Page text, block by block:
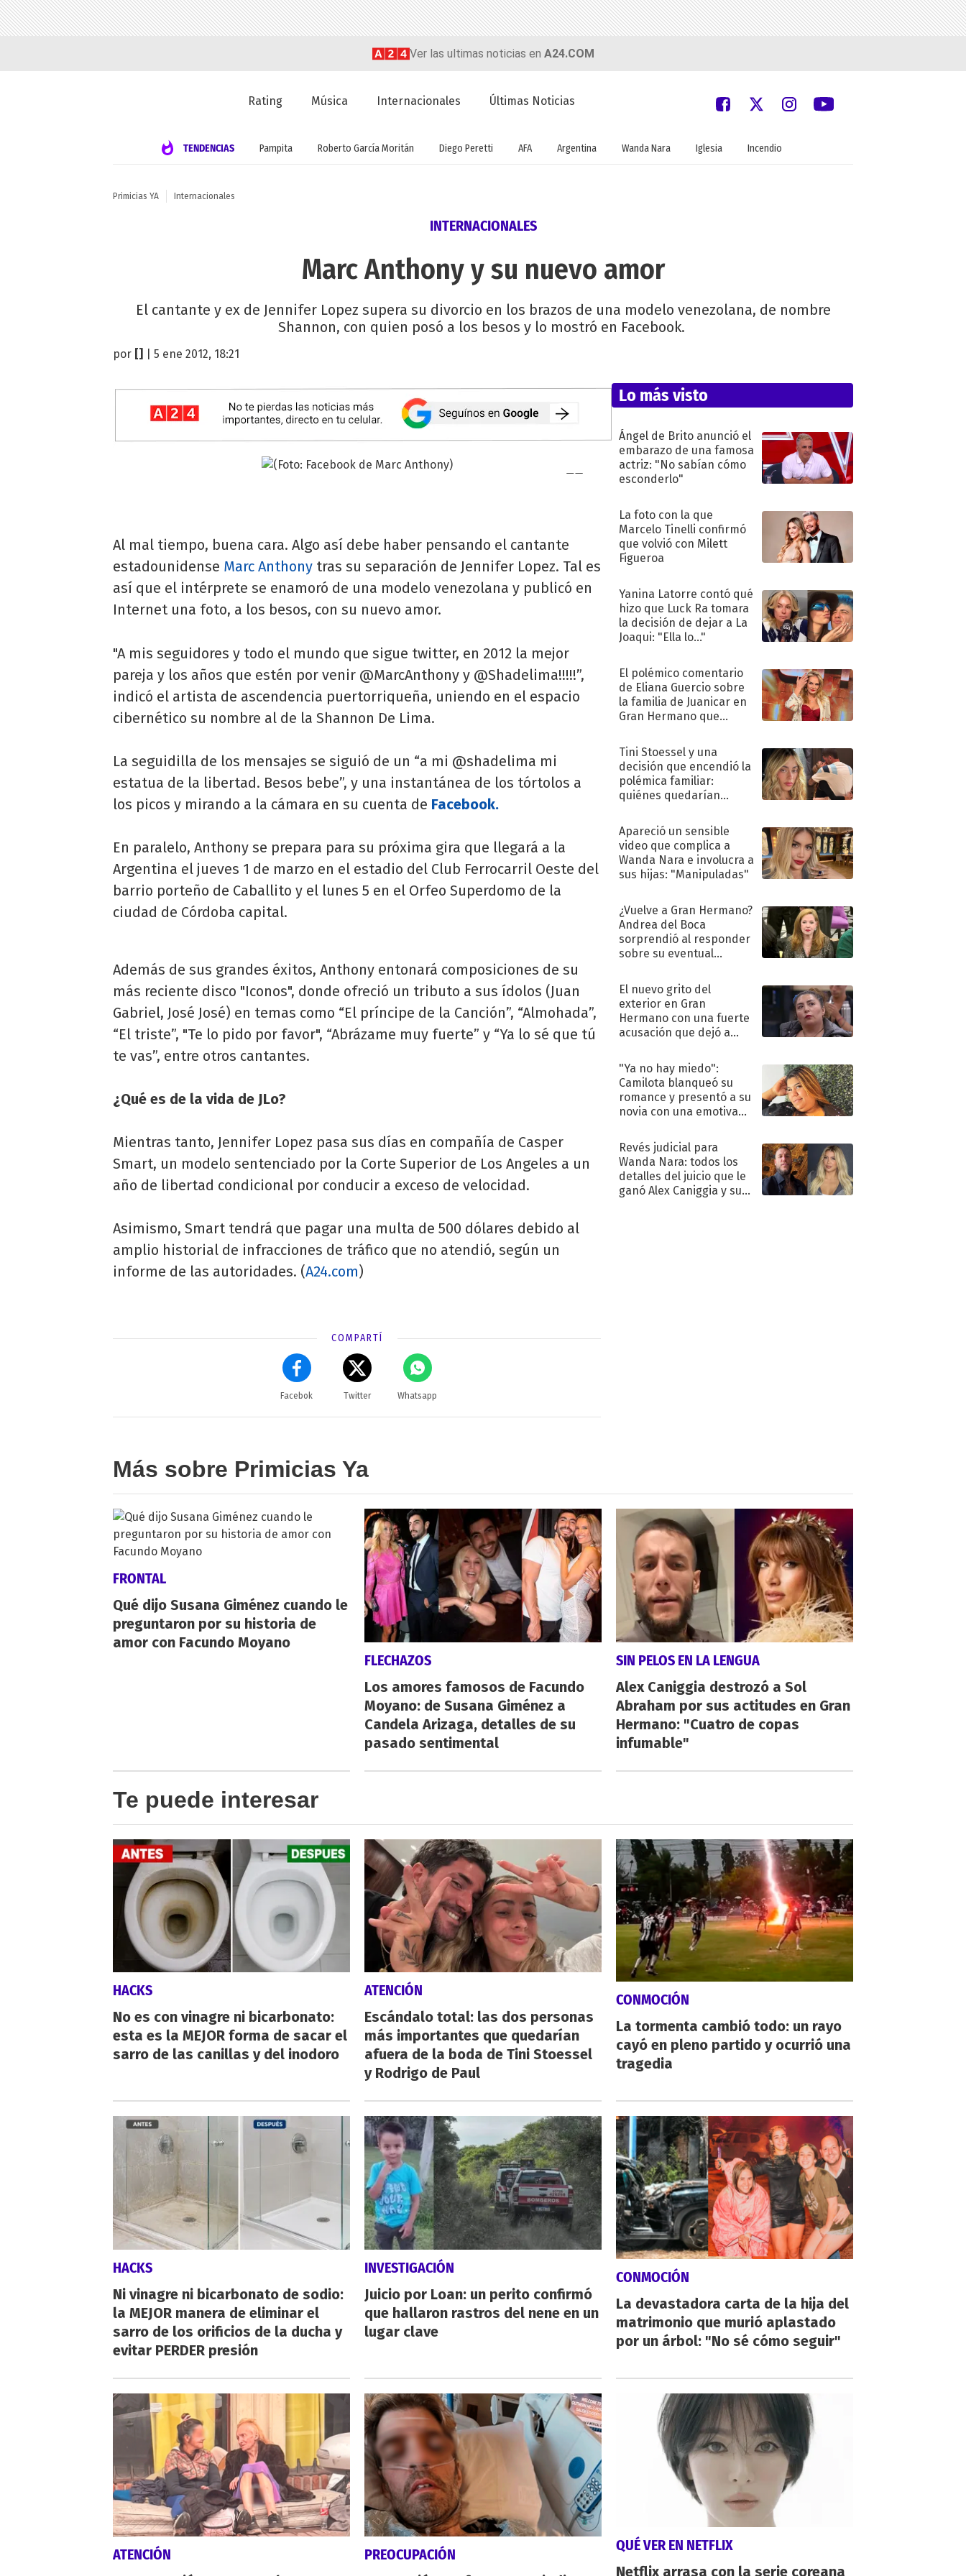
Ver las ultimas noticias en A24.COM
Rating Música Internacionales Últimas Noticias
TENDENCIAS Pampita Roberto García Moritán Diego Peretti AFA Argentina Wanda Nara Iglesia Incendio
Primicias YA Internacionales
INTERNACIONALES
Marc Anthony y su nuevo amor
El cantante y ex de Jennifer Lopez supera su divorcio en los brazos de una modelo venezolana, de nombre
Shannon, con quien posó a los besos y lo mostró en Facebook.
por | 5 ene 2012, 18:21
Al mal tiempo, buena cara. Algo así debe haber pensando el cantante
estadounidense Marc Anthony tras su separación de Jennifer Lopez. Tal es
así que el intérprete se enamoró de una modelo venezolana y publicó en
Internet una foto, a los besos, con su nuevo amor.
"A mis seguidores y todo el mundo que sigue twitter, en 2012 la mejor
pareja y los años que estén por venir @MarcAnthony y @Shadelima!!!!!”,
indicó el artista de ascendencia puertorriqueña, uniendo en el espacio
cibernético su nombre al de la Shannon De Lima.
La seguidilla de los mensajes se siguió de un “a mi @shadelima mi
estatua de la libertad. Besos bebe”, y una instantánea de los tórtolos a
los picos y mirando a la cámara en su cuenta de Facebook.
En paralelo, Anthony se prepara para su próxima gira que llegará a la
Argentina el jueves 1 de marzo en el estadio del Club Ferrocarril Oeste del
barrio porteño de Caballito y el lunes 5 en el Orfeo Superdomo de la
ciudad de Córdoba capital.
Además de sus grandes éxitos, Anthony entonará composiciones de su
más reciente disco "Iconos", donde ofreció un tributo a sus ídolos (Juan
Gabriel, José José) en temas como “El príncipe de la Canción”, “Almohada”,
“El triste”, "Te lo pido por favor", “Abrázame muy fuerte” y “Ya lo sé que tú
te vas”, entre otros cantantes.
¿Qué es de la vida de JLo?
Mientras tanto, Jennifer Lopez pasa sus días en compañía de Casper
Smart, un modelo sentenciado por la Corte Superior de Los Angeles a un
año de libertad condicional por conducir a exceso de velocidad.
Asimismo, Smart tendrá que pagar una multa de 500 dólares debido al
amplio historial de infracciones de tráfico que no atendió, según un
informe de las autoridades. (A24.com)
COMPARTÍ
Facebok Twitter Whatsapp
Lo más visto
Ángel de Brito anunció el
embarazo de una famosa
actriz: "No sabían cómo
esconderlo"
La foto con la que
Marcelo Tinelli confirmó
que volvió con Milett
Figueroa
Yanina Latorre contó qué
hizo que Luck Ra tomara
la decisión de dejar a La
Joaqui: "Ella lo..."
El polémico comentario
de Eliana Guercio sobre
la familia de Juanicar en
Gran Hermano que
Tini Stoessel y una
decisión que encendió la
polémica familiar:
quiénes quedarían
Apareció un sensible
video que complica a
Wanda Nara e involucra a
sus hijas: "Manipuladas"
¿Vuelve a Gran Hermano?
Andrea del Boca
sorprendió al responder
sobre su eventual
El nuevo grito del
exterior en Gran
Hermano con una fuerte
acusación que dejó a
"Traidora"
"Ya no hay miedo":
Camilota blanqueó su
romance y presentó a su
novia con una emotiva
Revés judicial para
Wanda Nara: todos los
detalles del juicio que le
ganó Alex Caniggia y sus
Más sobre Primicias Ya
FRONTAL
Qué dijo Susana Giménez cuando le
preguntaron por su historia de
amor con Facundo Moyano
FLECHAZOS
Los amores famosos de Facundo
Moyano: de Susana Giménez a
Candela Arizaga, detalles de su
pasado sentimental
SIN PELOS EN LA LENGUA
Alex Caniggia destrozó a Sol
Abraham por sus actitudes en Gran
Hermano: "Cuatro de copas
infumable"
Te puede interesar
HACKS
No es con vinagre ni bicarbonato:
esta es la MEJOR forma de sacar el
sarro de las canillas y del inodoro
ATENCIÓN
Escándalo total: las dos personas
más importantes que quedarían
afuera de la boda de Tini Stoessel
y Rodrigo de Paul
CONMOCIÓN
La tormenta cambió todo: un rayo
cayó en pleno partido y ocurrió una
tragedia
HACKS
Ni vinagre ni bicarbonato de sodio:
la MEJOR manera de eliminar el
sarro de los orificios de la ducha y
evitar PERDER presión
INVESTIGACIÓN
Juicio por Loan: un perito confirmó
que hallaron rastros del nene en un
lugar clave
CONMOCIÓN
La devastadora carta de la hija del
matrimonio que murió aplastado
por un árbol: "No sé cómo seguir"
ATENCIÓN
PREOCUPACIÓN
QUÉ VER EN NETFLIX
Netflix arrasa con la serie coreana